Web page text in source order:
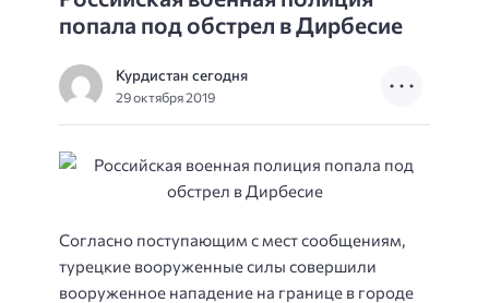
попала под обстрел в Дирбесие
Курдистан сегодня
29 октября 2019
Согласно поступающим с мест сообщениям,
турецкие вооруженные силы совершили
вооруженное нападение на границе в городе